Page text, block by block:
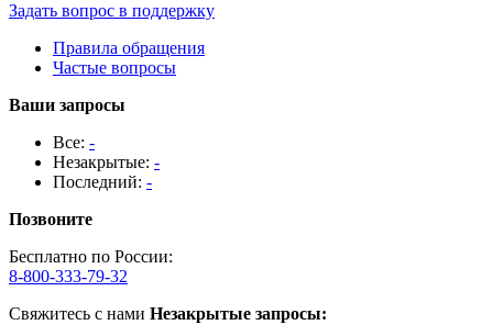
Задать вопрос в поддержку
Правила обращения
Частые вопросы
Ваши запросы
Все: -
Незакрытые: -
Последний: -
Позвоните
Бесплатно по России:
8-800-333-79-32
Свяжитесь с нами Незакрытые запросы: